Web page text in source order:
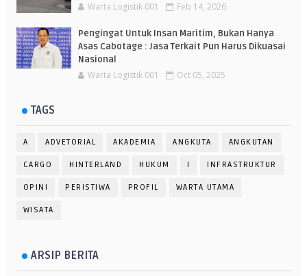
Warta Logistik 001 Feb 14, 2026
Pengingat Untuk Insan Maritim, Bukan Hanya
Asas Cabotage : Jasa Terkait Pun Harus Dikuasai
Nasional
Warta Logistik 001 Oct 05, 2025
TAGS
A ADVETORIAL AKADEMIA ANGKUTA ANGKUTAN
CARGO HINTERLAND HUKUM I INFRASTRUKTUR
OPINI PERISTIWA PROFIL WARTA UTAMA
WISATA
ARSIP BERITA